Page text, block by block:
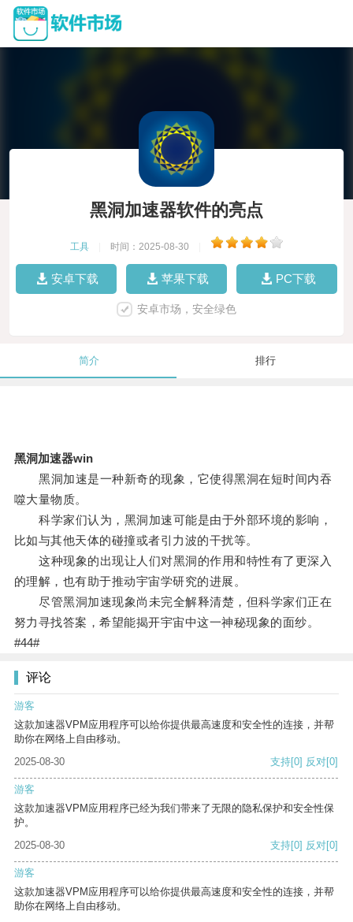
黑洞加速器软件的亮点
工具 时间：2025-08-30
安卓下载 苹果下载 PC下载
安卓市场，安全绿色
简介 排行
黑洞加速器win
黑洞加速是一种新奇的现象，它使得黑洞在短时间内吞
噬大量物质。
科学家们认为，黑洞加速可能是由于外部环境的影响，
比如与其他天体的碰撞或者引力波的干扰等。
这种现象的出现让人们对黑洞的作用和特性有了更深入
的理解，也有助于推动宇宙学研究的进展。
尽管黑洞加速现象尚未完全解释清楚，但科学家们正在
努力寻找答案，希望能揭开宇宙中这一神秘现象的面纱。
#44#
评论
游客
这款加速器VPM应用程序可以给你提供最高速度和安全性的连接，并帮
助你在网络上自由移动。
2025-08-30
支持[0] 反对[0]
游客
这款加速器VPM应用程序已经为我们带来了无限的隐私保护和安全性保
护。
2025-08-30
支持[0] 反对[0]
游客
这款加速器VPM应用程序可以给你提供最高速度和安全性的连接，并帮
助你在网络上自由移动。